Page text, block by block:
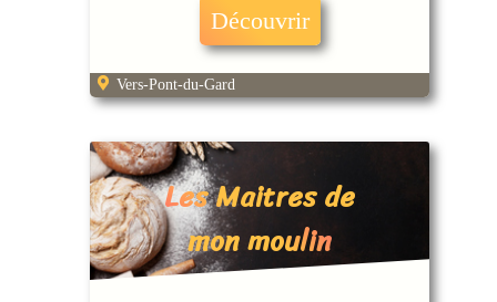
Découvrir
Vers-Pont-du-Gard
Les Maitres de
mon moulin